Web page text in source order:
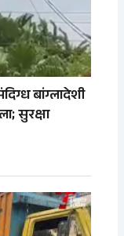
बांग्लादेशी
सुरक्षा